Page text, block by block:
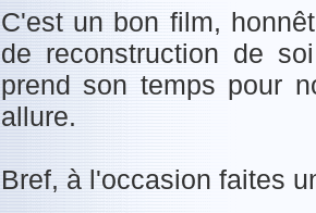
C'est un bon film,
de reconstruction de
prend son temps pour
allure.
Bref, à l'occasion faites